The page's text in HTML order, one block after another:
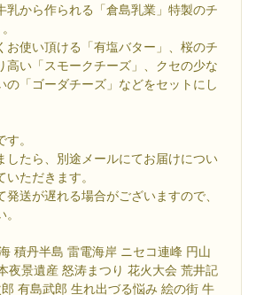
乳から作られる「倉島乳業」特製のチ
お使い頂ける「有塩バター」、桜のチ
高い「スモークチーズ」、クセの少な
の「ゴーダチーズ」などをセットにし
。
たら、別途メールにてお届けについ
ただきます。
送が遅れる場合がございますので、
積丹半島 雷電海岸 ニセコ連峰 円山
夜景遺産 怒涛まつり 花火大会 荒井記
有島武郎 生れ出づる悩み 絵の街 牛